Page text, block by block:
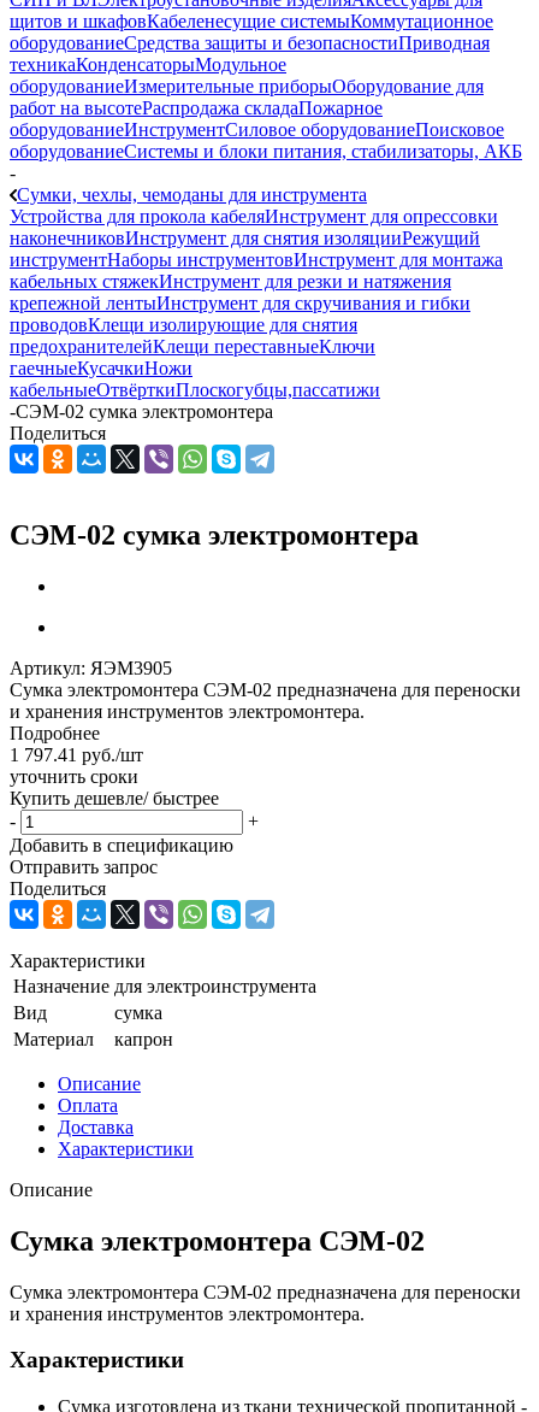
щитов и шкафовКабеленесущие системыКоммутационное
оборудованиеСредства защиты и безопасностиПриводная
техникаКонденсаторыМодульное
оборудованиеИзмерительные приборыОборудование для
работ на высотеРаспродажа складаПожарное
оборудованиеИнструментСиловое оборудованиеПоисковое
оборудованиеСистемы и блоки питания, стабилизаторы, АКБ
-
Сумки, чехлы, чемоданы для инструмента
Устройства для прокола кабеляИнструмент для опрессовки
наконечниковИнструмент для снятия изоляцииРежущий
инструментНаборы инструментовИнструмент для монтажа
кабельных стяжекИнструмент для резки и натяжения
крепежной лентыИнструмент для скручивания и гибки
проводовКлещи изолирующие для снятия
предохранителейКлещи переставныеКлючи
гаечныеКусачкиНожи
кабельныеОтвёрткиПлоскогубцы,пассатижи
-СЭМ-02 сумка электромонтера
Поделиться
СЭМ-02 сумка электромонтера
Артикул: ЯЭМ3905
Сумка электромонтера СЭМ-02 предназначена для переноски
и хранения инструментов электромонтера.
Подробнее
1 797.41 руб./шт
уточнить сроки
Купить дешевле/ быстрее
-
+
Добавить в спецификацию
Отправить запрос
Поделиться
Характеристики
Назначение для электроинструмента
Вид
сумка
Материал
капрон
Описание
Оплата
Доставка
Характеристики
Описание
Сумка электромонтера СЭМ-02
Сумка электромонтера СЭМ-02 предназначена для переноски
и хранения инструментов электромонтера.
Характеристики
Сумка изготовлена из ткани технической пропитанной -